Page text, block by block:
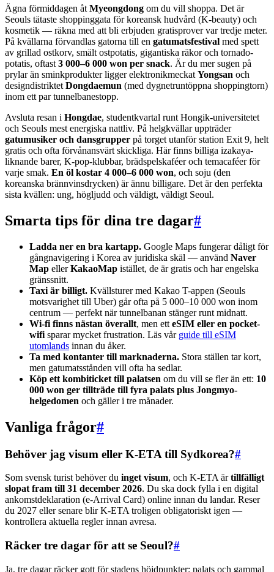
Ägna förmiddagen åt Myeongdong om du vill shoppa. Det är
Seouls tätaste shoppinggata för koreansk hudvård (K-beauty) och
kosmetik — räkna med att bli erbjuden gratisprover var tredje meter.
På kvällarna förvandlas gatorna till en gatumatsfestival med spett
av grillad ostkorv, smält ostpotatis, gigantiska räkor och tornado-
potatis, oftast 3 000–6 000 won per snack. Är du mer sugen på
prylar än sminkprodukter ligger elektronikmeckat Yongsan och
designdistriktet Dongdaemun (med dygnetruntöppna shoppingtorn)
inom ett par tunnelbanestopp.
Avsluta resan i Hongdae, studentkvartal runt Hongik-universitetet
och Seouls mest energiska nattliv. På helgkvällar uppträder
gatumusiker och dansgrupper på torget utanför station Exit 9, helt
gratis och ofta förvånansvärt skickliga. Här finns billiga izakaya-
liknande barer, K-pop-klubbar, brädspelskaféer och temacaféer för
varje smak. En öl kostar 4 000–6 000 won, och soju (den
koreanska brännvinsdrycken) är ännu billigare. Det är den perfekta
sista kvällen: ung, högljudd och väldigt, väldigt Seoul.
Smarta tips för dina tre dagar#
Ladda ner en bra kartapp. Google Maps fungerar dåligt för
gångnavigering i Korea av juridiska skäl — använd Naver
Map ellerKakaoMap istället, de är gratis och har engelska
gränssnitt.
Taxi är billigt. Kvällsturer med Kakao T-appen (Seouls
motsvarighet till Uber) går ofta på 5 000–10 000 won inom
centrum — perfekt när tunnelbanan stänger runt midnatt.
Wi-fi finns nästan överallt, men ett eSIM eller en pocket-
wifi sparar mycket frustration. Läs vår guide till eSIM
utomlands innan du åker.
Ta med kontanter till marknaderna. Stora ställen tar kort,
men gatumatsstånden vill ofta ha sedlar.
Köp ett kombiticket till palatsen om du vill se fler än ett: 10
000 won ger tillträde till fyra palats plus Jongmyo-
helgedomen och gäller i tre månader.
Vanliga frågor#
Behöver jag visum eller K-ETA till Sydkorea?#
Som svensk turist behöver du inget visum, och K-ETA ärtillfälligt
slopat fram till 31 december 2026. Du ska dock fylla i en digital
ankomstdeklaration (e-Arrival Card) online innan du landar. Reser
du 2027 eller senare blir K-ETA troligen obligatoriskt igen —
kontrollera aktuella regler innan avresa.
Räcker tre dagar för att se Seoul?#
Ja, tre dagar räcker gott för stadens höjdpunkter: palats och gammal